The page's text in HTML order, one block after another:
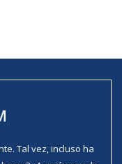
Tal vez, incluso ha